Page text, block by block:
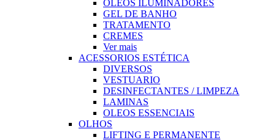
ÓLEOS ILUMINADORES
GEL DE BANHO
TRATAMENTO
CREMES
Ver mais
ACESSORIOS ESTÉTICA
DIVERSOS
VESTUARIO
DESINFECTANTES / LIMPEZA
LAMINAS
OLEOS ESSENCIAIS
OLHOS
LIFTING E PERMANENTE